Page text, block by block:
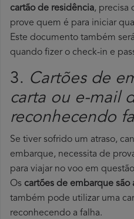
cartão de residência, precisa
prove quem é para iniciar
Este documento também
quando fizer o check-in e
3. Cartões de
carta ou e-mail
reconhecendo
Se tiver sofrido um atraso,
embarque, necessita de
para viajar no voo em
Os cartões de embarque são
também pode utilizar uma
reconhecendo a falha.